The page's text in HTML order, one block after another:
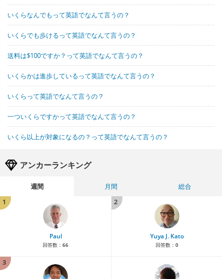
いくらなんでもって英語でなんて言うの？
いくらでも歩けるって英語でなんて言うの？
送料は$100ですか？って英語でなんて言うの？
いくらかは進歩しているって英語でなんて言うの？
いくらって英語でなんて言うの？
一ついくらですかって英語でなんて言うの？
いくら以上が対象になるの？って英語でなんて言うの？
アンカーランキング
週間 月間
総合
1
Paul
回答数： 66
2
Yuya J. Kato
回答数： 0
3